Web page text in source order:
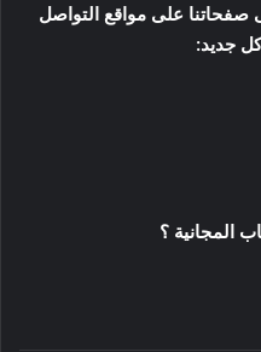
صفحاتنا على مواقع التواصل
جديد:
المجانية ؟